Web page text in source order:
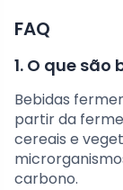
FAQ
1. O que
Bebidas
partir da
cereais e
carbono.